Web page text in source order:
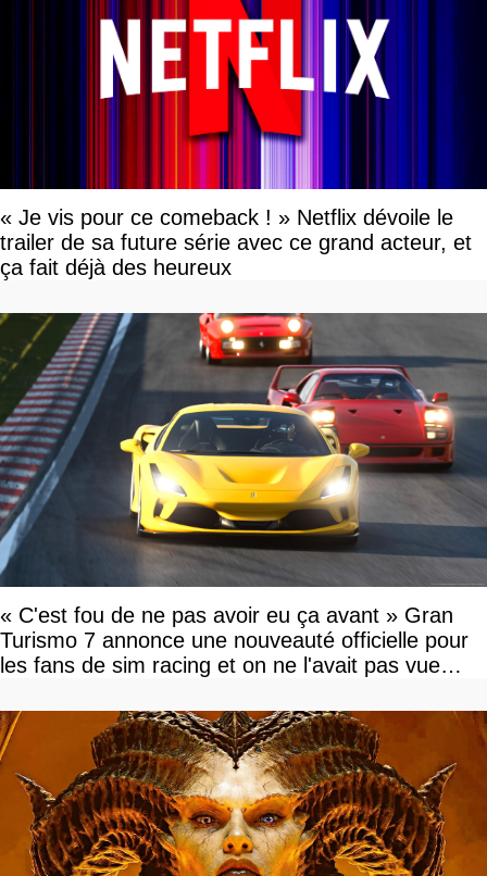
« Je vis pour ce comeback ! » Netflix dévoile le
trailer de sa future série avec ce grand acteur, et
ça fait déjà des heureux
« C'est fou de ne pas avoir eu ça avant » Gran
Turismo 7 annonce une nouveauté officielle pour
les fans de sim racing et on ne l'avait pas vue